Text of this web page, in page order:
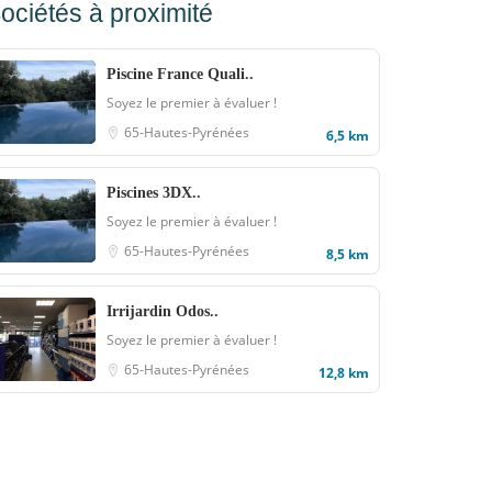
à proximité
Piscine France Quali..
Soyez le premier à évaluer !
65-Hautes-Pyrénées
6,5 km
Piscines 3DX..
Soyez le premier à évaluer !
65-Hautes-Pyrénées
8,5 km
Irrijardin Odos..
Soyez le premier à évaluer !
65-Hautes-Pyrénées
12,8 km